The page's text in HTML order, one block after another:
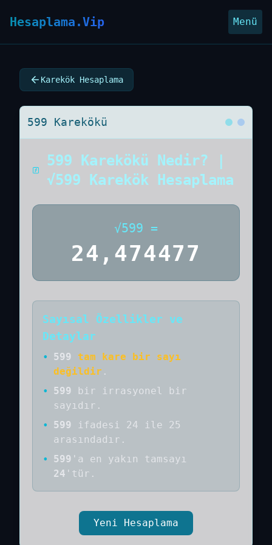
Hesaplama.Vip Menü
Karekök Hesaplama
599 Karekökü
599 Karekökü Nedir? |
√599 Karekök Hesaplama
√599 =
24,474477
Sayısal Özellikler ve
Detaylar
• 599
tam kare bir sayı
değildir .
•
599 bir
irrasyonel bir
sayıdır .
•
599
ifadesi 24 ile 25
arasındadır.
•
599 'a en yakın tamsayı
24 'tür.
Yeni Hesaplama